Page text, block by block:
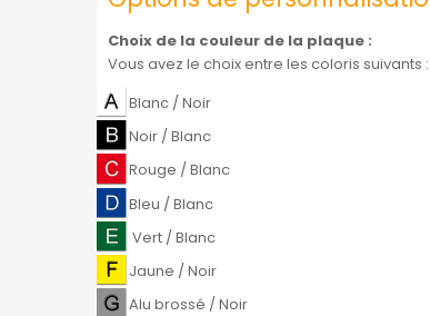
Choix de la couleur de la plaque :
Vous avez le choix entre les coloris suivants :
Blanc / Noir
Noir / Blanc
Rouge / Blanc
Bleu / Blanc
Vert / Blanc
Jaune / Noir
Alu brossé / Noir